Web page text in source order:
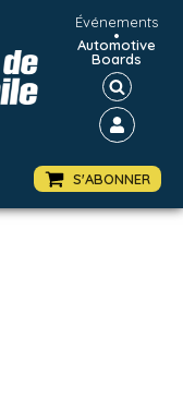
Événements
•
Automotive
Boards
S'ABONNER